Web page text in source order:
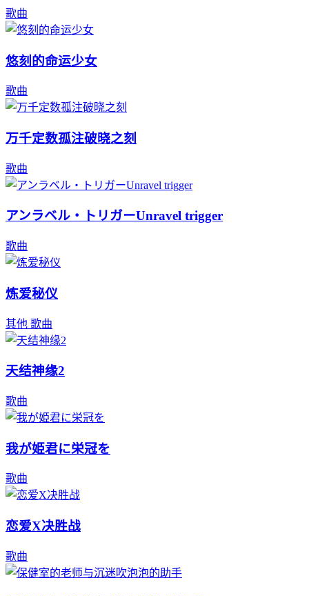
歌曲
悠刻的命运少女
歌曲
万千定数孤注破晓之刻
歌曲
アンラベル・トリガーUnravel trigger
歌曲
炼爱秘仪
其他 歌曲
天结神缘2
歌曲
我が姫君に栄冠を
歌曲
恋爱X决胜战
歌曲